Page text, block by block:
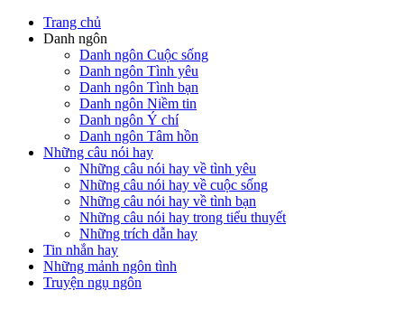
Trang chủ
Danh ngôn
Danh ngôn Cuộc sống
Danh ngôn Tình yêu
Danh ngôn Tình bạn
Danh ngôn Niềm tin
Danh ngôn Ý chí
Danh ngôn Tâm hồn
Những câu nói hay
Những câu nói hay về tình yêu
Những câu nói hay về cuộc sống
Những câu nói hay về tình bạn
Những câu nói hay trong tiểu thuyết
Những trích dẫn hay
Tin nhắn hay
Những mảnh ngôn tình
Truyện ngụ ngôn